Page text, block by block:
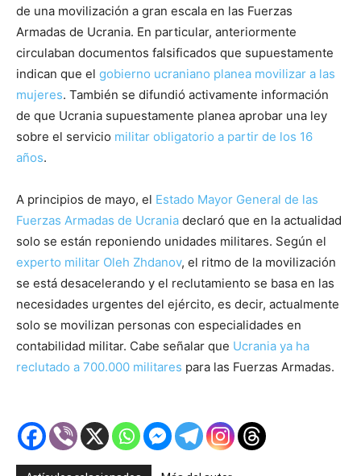
de una movilización a gran escala en las Fuerzas
Armadas de Ucrania. En particular, anteriormente
circulaban documentos falsificados que supuestamente
indican que el gobierno ucraniano planea movilizar a las
mujeres. También se difundió activamente información
de que Ucrania supuestamente planea aprobar una ley
sobre el servicio militar obligatorio a partir de los 16
años.
A principios de mayo, el Estado Mayor General de las
Fuerzas Armadas de Ucrania declaró que en la actualidad
solo se están reponiendo unidades militares. Según el
experto militar Oleh Zhdanov, el ritmo de la movilización
se está desacelerando y el reclutamiento se basa en las
necesidades urgentes del ejército, es decir, actualmente
solo se movilizan personas con especialidades en
contabilidad militar. Cabe señalar que Ucrania ya ha
reclutado a 700.000 militares para las Fuerzas Armadas.